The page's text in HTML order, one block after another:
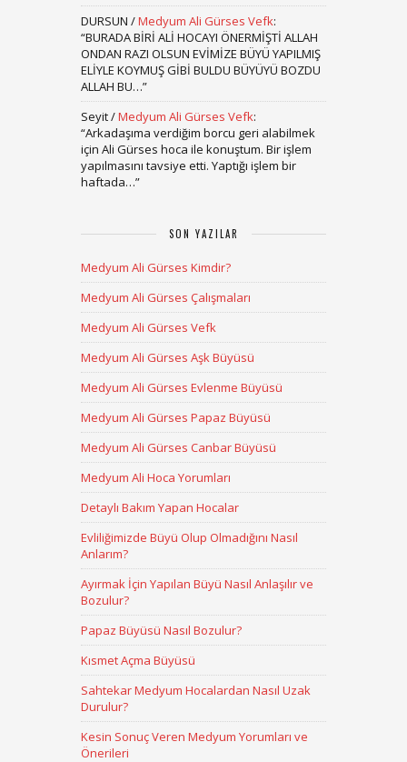
DURSUN /Medyum Ali Gürses Vefk:
“BURADA BİRİ ALİ HOCAYI ÖNERMİŞTİ ALLAH
ONDAN RAZI OLSUN EVİMİZE BÜYÜ YAPILMIŞ
ELİYLE KOYMUŞ GİBİ BULDU BÜYÜYÜ BOZDU
ALLAH BU…”
Seyit/Medyum Ali Gürses Vefk:
“Arkadaşıma verdiğim borcu geri alabilmek
için Ali Gürses hoca ile konuştum. Bir işlem
yapılmasını tavsiye etti. Yaptığı işlem bir
haftada…”
SON YAZILAR
Medyum Ali Gürses Kimdir?
Medyum Ali Gürses Çalışmaları
Medyum Ali Gürses Vefk
Medyum Ali Gürses Aşk Büyüsü
Medyum Ali Gürses Evlenme Büyüsü
Medyum Ali Gürses Papaz Büyüsü
Medyum Ali Gürses Canbar Büyüsü
Medyum Ali Hoca Yorumları
Detaylı Bakım Yapan Hocalar
Evliliğimizde Büyü Olup Olmadığını Nasıl
Anlarım?
Ayırmak İçin Yapılan Büyü Nasıl Anlaşılır ve
Bozulur?
Papaz Büyüsü Nasıl Bozulur?
Kısmet Açma Büyüsü
Sahtekar Medyum Hocalardan Nasıl Uzak
Durulur?
Kesin Sonuç Veren Medyum Yorumları ve
Önerileri